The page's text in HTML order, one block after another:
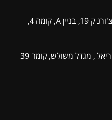
קמפוס לעסקים יובלים, רח' פצ'ורניק 19, בניין A, קומה 4,
דרך מנחם בגין 132 מגדלי עזריאלי, מגדל משולש, קומה 39